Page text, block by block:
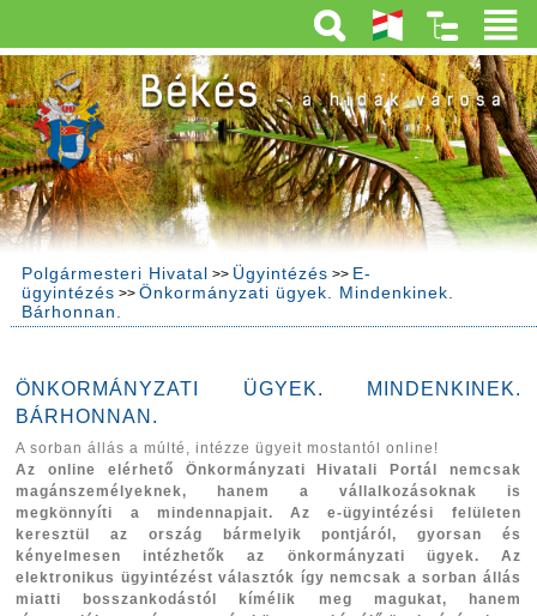
Polgármesteri Hivatal >> Ügyintézés >> E-
ügyintézés >> Önkormányzati ügyek. Mindenkinek.
Bárhonnan.
ÖNKORMÁNYZATI ÜGYEK. MINDENKINEK.
BÁRHONNAN.
A sorban állás a múlté, intézze ügyeit mostantól online!
Az online elérhető Önkormányzati Hivatali Portál nemcsak
magánszemélyeknek, hanem a vállalkozásoknak is
megkönnyíti a mindennapjait. Az e-ügyintézési felületen
keresztül az ország bármelyik pontjáról, gyorsan és
kényelmesen intézhetők az önkormányzati ügyek. Az
elektronikus ügyintézést választók így nemcsak a sorban állás
miatti bosszankodástól kímélik meg magukat, hanem